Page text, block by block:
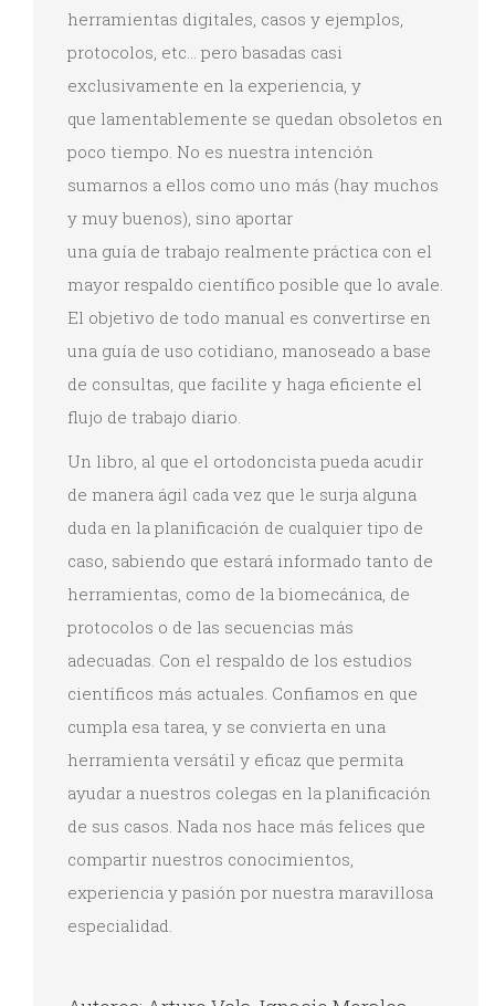
herramientas digitales, casos y ejemplos,
protocolos, etc… pero basadas casi
exclusivamente en la experiencia, y
que lamentablemente se quedan obsoletos en
poco tiempo. No es nuestra intención
sumarnos a ellos como uno más (hay muchos
y muy buenos), sino aportar
una guía de trabajo realmente práctica con el
mayor respaldo científico posible que lo avale.
El objetivo de todo manual es convertirse en
una guía de uso cotidiano, manoseado a base
de consultas, que facilite y haga eficiente el
flujo de trabajo diario.
Un libro, al que el ortodoncista pueda acudir
de manera ágil cada vez que le surja alguna
duda en la planificación de cualquier tipo de
caso, sabiendo que estará informado tanto de
herramientas, como de la biomecánica, de
protocolos o de las secuencias más
adecuadas. Con el respaldo de los estudios
científicos más actuales. Confiamos en que
cumpla esa tarea, y se convierta en una
herramienta versátil y eficaz que permita
ayudar a nuestros colegas en la planificación
de sus casos. Nada nos hace más felices que
compartir nuestros conocimientos,
experiencia y pasión por nuestra maravillosa
especialidad.